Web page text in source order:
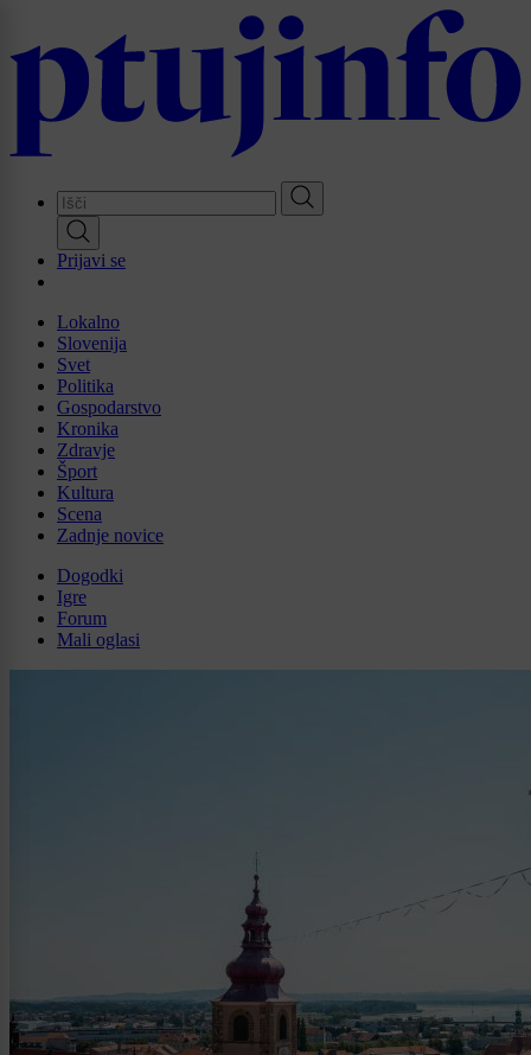
main
Prijavi se
Lokalno
Slovenija
Svet
Politika
Gospodarstvo
Kronika
Zdravje
Šport
Kultura
Scena
Zadnje novice
Dogodki
Igre
Forum
Mali oglasi